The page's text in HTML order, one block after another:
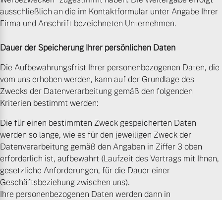
ausschließlich an die im Kontaktformular unter Angabe Ihrer
Firma und Anschrift bezeichneten Unternehmen.
Dauer der Speicherung Ihrer persönlichen Daten
Die Aufbewahrungsfrist Ihrer personenbezogenen Daten, die
vom uns erhoben werden, kann auf der Grundlage des
Zwecks der Datenverarbeitung gemäß den folgenden
Kriterien bestimmt werden:
Die für einen bestimmten Zweck gespeicherten Daten
werden so lange, wie es für den jeweiligen Zweck der
Datenverarbeitung gemäß den Angaben in Ziffer 3 oben
erforderlich ist, aufbewahrt (Laufzeit des Vertrags mit Ihnen,
gesetzliche Anforderungen, für die Dauer einer
Geschäftsbeziehung zwischen uns).
Ihre personenbezogenen Daten werden dann in